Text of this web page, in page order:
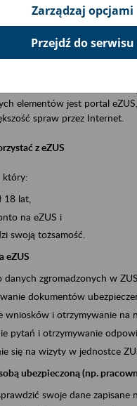
Elektronicznych ZUS eZUS
elementów jest portal
spraw przez Internet.
z eZUS
który:
18 lat,
na eZUS i
swoją tożsamość.
eZUS
danych zgromadzonych w
dokumentów
wniosków i otrzymywanie na
pytań i otrzymywanie
się na wizyty w jednostce
ubezpieczoną (np.
swoje dane zapisane
Zarządzaj opcjami
Przejdź do serwisu